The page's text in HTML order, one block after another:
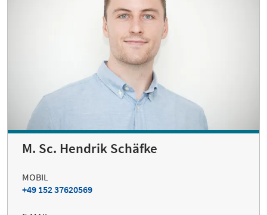
M. Sc. Hendrik Schäfke
MOBIL
+49 152 37620569